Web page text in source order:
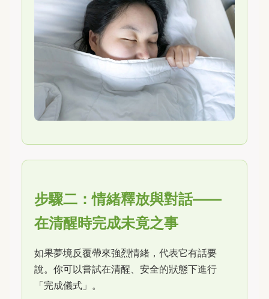
步驟二：情緒釋放與對話——
在清醒時完成未竟之事
如果夢境反覆帶來強烈情緒，代表它有話要
說。你可以嘗試在清醒、安全的狀態下進行
「完成儀式」。